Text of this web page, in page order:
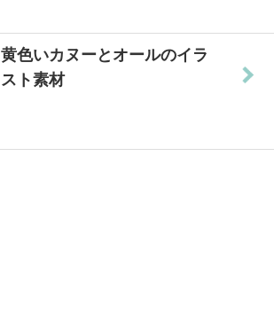
黄色いカヌーとオールのイラ
スト素材